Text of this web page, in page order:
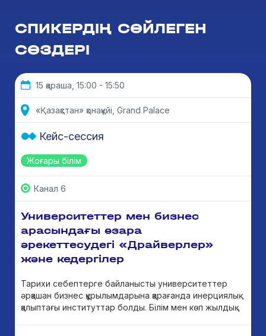
СПИКЕРДІҢ СӨЙЛЕГЕН
СӨЗДЕРІ
15 қараша, 15:00 - 15:50
«Қазақстан» қонақүйі, Grand Palace
Жоғары білім
Кейс-сессия
Канал 6
Университеттер мен бизнес
арасындағы өзара
әрекеттесудегі «Драйверлер»
және кедергілер
Тарихи себептерге байланысты университеттер
әрқашан бизнес құрылымдарына қарағанда инерциялық
қалыптағы институттар болды. Білім мен көп жылдық...